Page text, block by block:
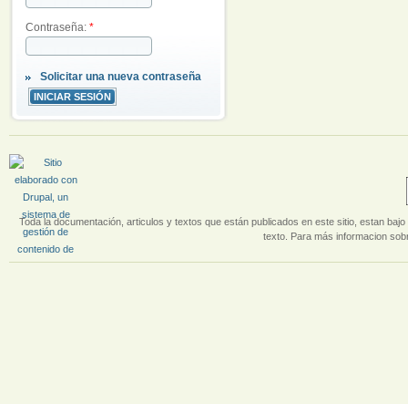
Contraseña: *
Solicitar una nueva contraseña
Toda la documentación, articulos y textos que están publicados en este sitio, estan
texto. Para más informacion